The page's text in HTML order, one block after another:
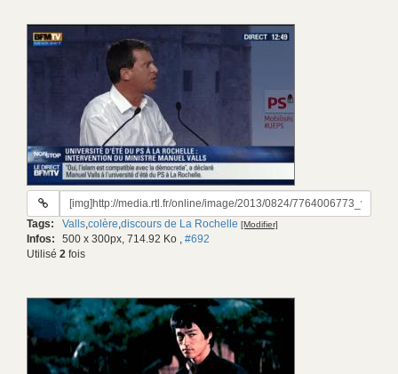
URL
gif:
Tags: Valls,colère,discours de La Rochelle [Modifier]
Infos: 500 x 300px, 714.92 Ko , #692
Utilisé 2 fois